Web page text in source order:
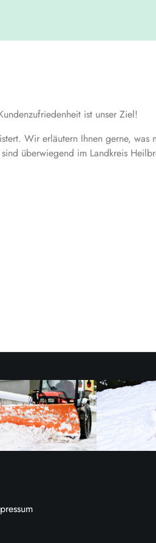
ist unser Ziel!
Wir erläutern Ihnen gerne, was
überwiegend im Landkreis